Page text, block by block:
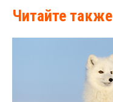
Читайте также